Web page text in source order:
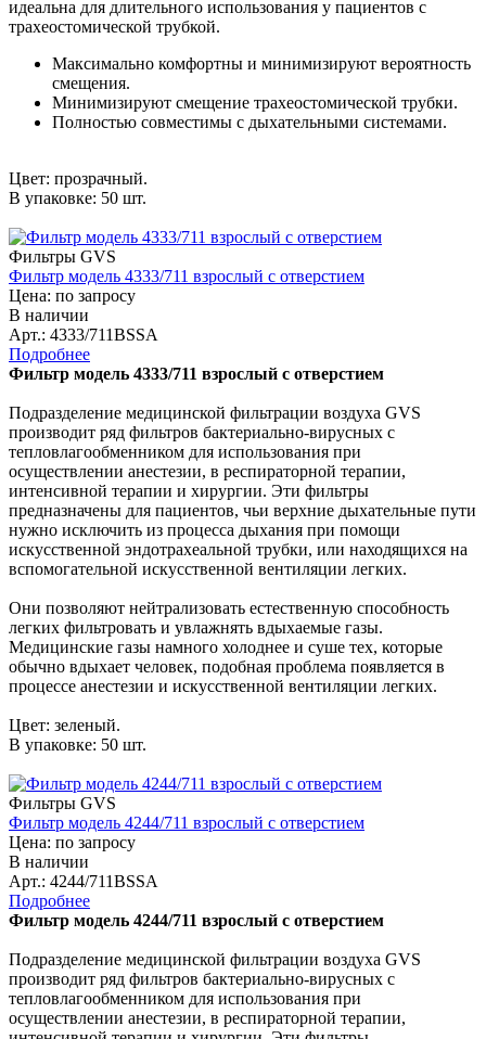
идеальна для длительного использования у пациентов с
трахеостомической трубкой.
Максимально комфортны и минимизируют вероятность
смещения.
Минимизируют смещение трахеостомической трубки.
Полностью совместимы с дыхательными системами.
Цвет: прозрачный.
В упаковке: 50 шт.
Фильтры GVS
Фильтр модель 4333/711 взрослый с отверстием
Цена: по запросу
В наличии
Арт.: 4333/711BSSA
Подробнее
Фильтр модель 4333/711 взрослый с отверстием
Подразделение медицинской фильтрации воздуха GVS
производит ряд фильтров бактериально-вирусных с
тепловлагообменником для использования при
осуществлении анестезии, в респираторной терапии,
интенсивной терапии и хирургии. Эти фильтры
предназначены для пациентов, чьи верхние дыхательные пути
нужно исключить из процесса дыхания при помощи
искусственной эндотрахеальной трубки, или находящихся на
вспомогательной искусственной вентиляции легких.
Они позволяют нейтрализовать естественную способность
легких фильтровать и увлажнять вдыхаемые газы.
Медицинские газы намного холоднее и суше тех, которые
обычно вдыхает человек, подобная проблема появляется в
процессе анестезии и искусственной вентиляции легких.
Цвет: зеленый.
В упаковке: 50 шт.
Фильтры GVS
Фильтр модель 4244/711 взрослый с отверстием
Цена: по запросу
В наличии
Арт.: 4244/711BSSA
Подробнее
Фильтр модель 4244/711 взрослый с отверстием
Подразделение медицинской фильтрации воздуха GVS
производит ряд фильтров бактериально-вирусных с
тепловлагообменником для использования при
осуществлении анестезии, в респираторной терапии,